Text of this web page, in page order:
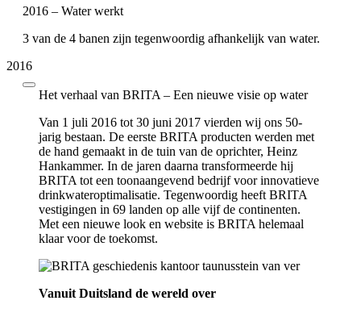
2016 – Water werkt
3 van de 4 banen zijn tegenwoordig afhankelijk van water.
2016
Het verhaal van BRITA – Een nieuwe visie op water
Van 1 juli 2016 tot 30 juni 2017 vierden wij ons 50-
jarig bestaan. De eerste BRITA producten werden met
de hand gemaakt in de tuin van de oprichter, Heinz
Hankammer. In de jaren daarna transformeerde hij
BRITA tot een toonaangevend bedrijf voor innovatieve
drinkwateroptimalisatie. Tegenwoordig heeft BRITA
vestigingen in 69 landen op alle vijf de continenten.
Met een nieuwe look en website is BRITA helemaal
klaar voor de toekomst.
Vanuit Duitsland de wereld over